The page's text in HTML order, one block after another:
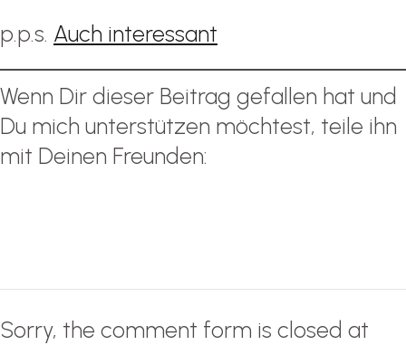
p.p.s. Auch interessant
Wenn Dir dieser Beitrag gefallen hat und
Du mich unterstützen möchtest, teile ihn
mit Deinen Freunden:
Sorry, the comment form is closed at